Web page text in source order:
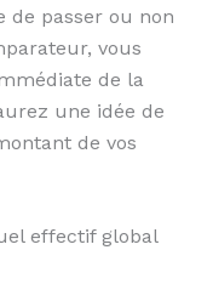
de passer ou non
vous
de la
une idée de
de vos
effectif global